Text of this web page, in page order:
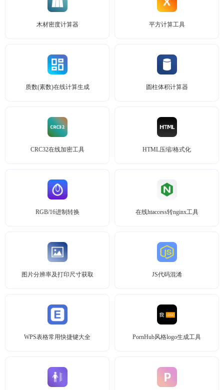
木材密度计算器 平方计算工具
质数(素数)在线计算生成 圆柱体积计算器
CRC32在线加密工具 HTML压缩/格式化
RGB/16进制转换 在线htaccess转nginx工具
图片分辨率及打印尺寸获取 JS代码混淆
WPS表格常用快捷键大全 PornHub风格logo生成工具